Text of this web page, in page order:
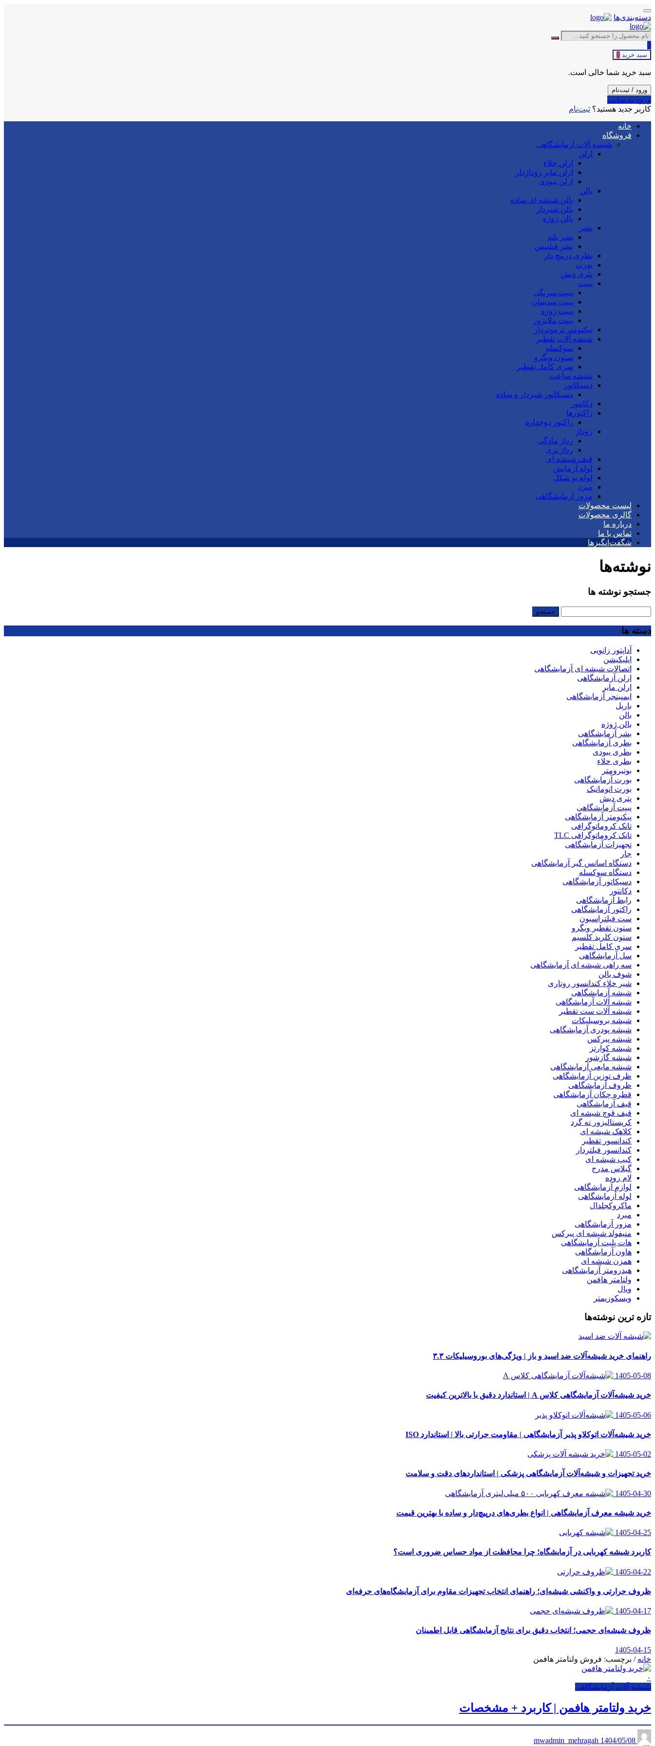
دسته‌بندی‌ها
0
سبد خرید 0
سبد خرید شما خالی است.
ورود / ثبت‌نام
ورود به سایت
کاربر جدید هستید؟ ثبت‌نام
خانه
فروشگاه
شیشه آلات آزمایشگاهی
ارلن
ارلن خلاء
ارلن مایر روداژدار
ارلن بیودی
بالن
بالن شیشه ای ساده
بالن شیردار
بالن ژوژه
بشر
بشر بلند
بشر فیلیپس
بطری درپیچ دار
بورت
پتری دیش
پیپت
پیپت سرنگی
پیپت سدیمان
پیپت ژوژه
پیپت ملانژور
پیکنومتر ترموتردار
شیشه آلات تقطیر
سوکسله
ستون ویگرو
سری کامل تقطیر
شیشه ساعت
دسیکاتور
دسیکاتور شیردار و ساده
دکانتور
راکتورها
راکتور دوجداره
روداژ
رداژ مادگی
رداژ نری
قیف شیشه ای
لوله آزمایش
لوله یو شکل
مبرد
مزور آزمایشگاهی
لیست محصولات
گالری محصولات
درباره ما
تماس با ما
شگفت‌انگیزها
نوشته‌ها
جستجو نوشته ها
دسته ها
آداپتور زانویی
اپلیکیشن
اتصالات شیشه ای آزمایشگاهی
ارلن آزمایشگاهی
ارلن مایر
ایمپینجر آزمایشگاهی
باریل
بالن
بالن ژوژه
بشر آزمایشگاهی
بطری آزمایشگاهی
بطری بیودی
بطری خلاء
بوتیرومتر
بورت آزمایشگاهی
بورت اتوماتیک
پتری دیش
پیپت آزمایشگاهی
پیکنومتر آزمایشگاهی
تانک کروماتوگرافی
تانک کروماتوگرافی TLC
تجهیزات آزمایشگاهی
جار
دستگاه اسانس گیر آزمایشگاهی
دستگاه سوکسله
دسیکاتور آزمایشگاهی
دکانتور
رابط آزمایشگاهی
راکتور آزمایشگاهی
ست فیلتراسیون
ستون تقطیر ویگرو
ستون کلرید کلسیم
سری کامل تقطیر
سل آزمایشگاهی
سه راهی شیشه ای آزمایشگاهی
شوف بالن
شیر خلاء کندانسور روتاری
شیشه آزمایشگاهی
شیشه آلات آزمایشگاهی
شیشه آلات ست تقطیر
شیشه بروسیلیکات
شیشه پودری آزمایشگاهی
شیشه پیرکس
شیشه کوارتز
شیشه گازشور
شیشه مایعی آزمایشگاهی
ظرف توزین آزمایشگاهی
ظروف آزمایشگاهی
قطره چکان آزمایشگاهی
قیف آزمایشگاهی
قیف قوچ شیشه ای
کریستالیزور ته گرد
کلاهک شیشه ای
کندانسور تقطیر
کندانسور فیلتردار
کیپ شیشه ای
گیلاس مدرج
لام روده
لوازم آزمایشگاهی
لوله آزمایشگاهی
ماکروکجلدال
مبرد
مزور آزمایشگاهی
منیفولد شیشه ای پیرکس
هات پلیت آزمایشگاهی
هاون آزمایشگاهی
همزن شیشه ای
هیدرومتر آزمایشگاهی
ولتامتر هافمن
ویال
ویسکوزیمتر
تازه ترین نوشته‌ها
راهنمای خرید شیشه‌آلات ضد اسید و باز | ویژگی‌های بوروسیلیکات ۳.۳
1405-05-08
خرید شیشه‌آلات آزمایشگاهی کلاس A | استاندارد دقیق با بالاترین کیفیت
1405-05-06
خرید شیشه‌آلات اتوکلاو پذیر آزمایشگاهی | مقاومت حرارتی بالا | استاندارد ISO
1405-05-02
خرید تجهیزات و شیشه‌آلات آزمایشگاهی پزشکی | استانداردهای دقت و سلامت
1405-04-30
خرید شیشه معرف آزمایشگاهی | انواع بطری‌های در‌پیچ‌دار و ساده با بهترین قیمت
1405-04-25
کاربرد شیشه کهربایی در آزمایشگاه؛ چرا محافظت از مواد حساس ضروری است؟
1405-04-22
ظروف حرارتی و واکنشی شیشه‌ای؛ راهنمای انتخاب تجهیزات مقاوم برای آزمایشگاه‌های حرفه‌ای
1405-04-17
ظروف شیشه‌ای حجمی؛ انتخاب دقیق برای نتایج آزمایشگاهی قابل اطمینان
1405-04-15
خانه / برچسب: فروش ولتامتر هافمن
۰
شیشه آلات آزمایشگاهی
خرید ولتامتر هافمن | کاربرد + مشخصات
1404/05/08